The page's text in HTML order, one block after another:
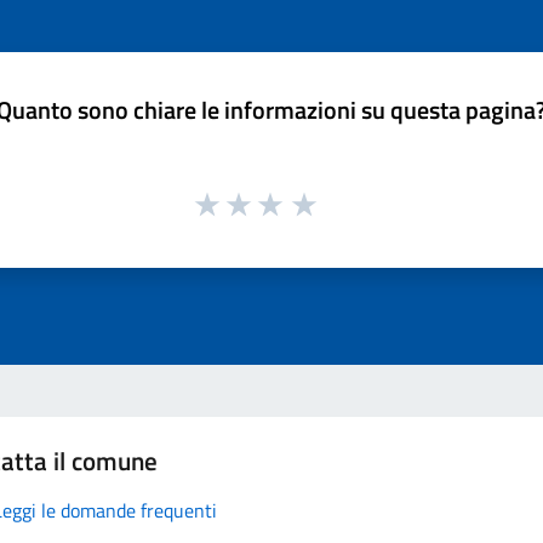
sono chiare le informazioni su questa
il comune
le domande frequenti